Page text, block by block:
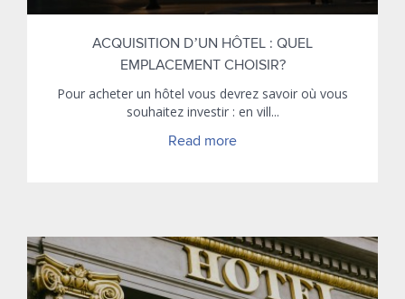
ACQUISITION D’UN HÔTEL : QUEL
EMPLACEMENT CHOISIR?
Pour acheter un hôtel vous devrez savoir où vous
souhaitez investir : en vill...
Read more